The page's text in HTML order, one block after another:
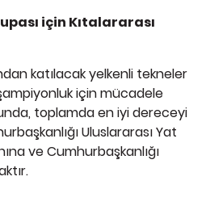
için Kıtalararası
katılacak yelkenli tekneler
için mücadele
toplamda en iyi dereceyi
Uluslararası Yat
ve Cumhurbaşkanlığı